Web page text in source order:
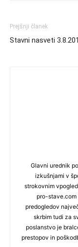
Prejšnji članek
Stavni nasveti
Glavni urednik
izkušnjami v
strokovnim
pro-stave.com
predogledov
skrbim tudi za
poslanstvo je
prestopov in